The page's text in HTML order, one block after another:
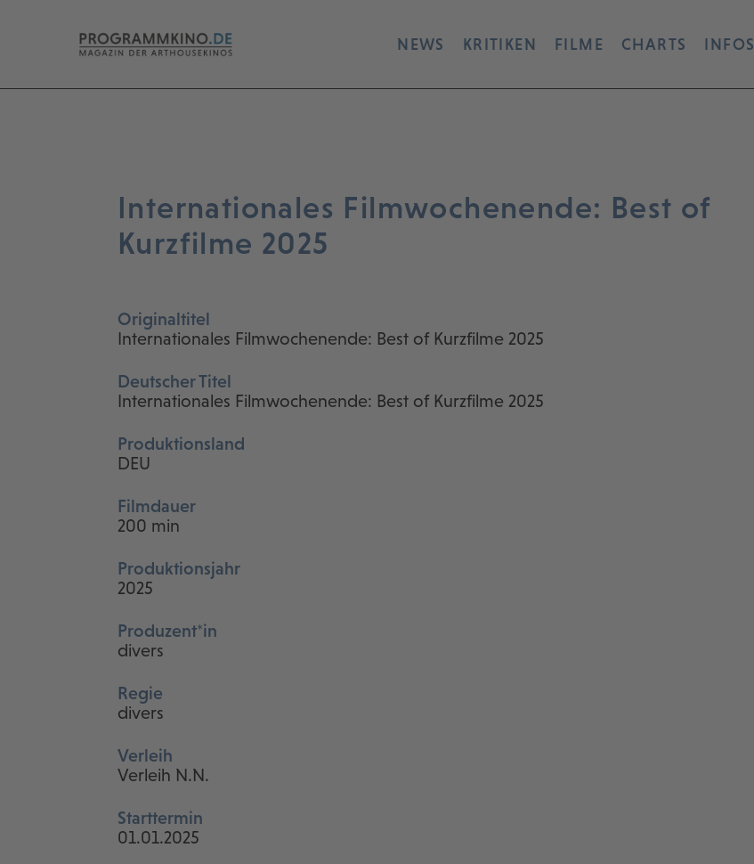
NEWS KRITIKEN FILME CHARTS INFOS
Internationales Filmwochenende: Best of
Kurzfilme 2025
Originaltitel
Internationales Filmwochenende: Best of Kurzfilme 2025
Deutscher Titel
Internationales Filmwochenende: Best of Kurzfilme 2025
Produktionsland
DEU
Filmdauer
200 min
Produktionsjahr
2025
Produzent*in
divers
Regie
divers
Verleih
Verleih N.N.
Starttermin
01.01.2025